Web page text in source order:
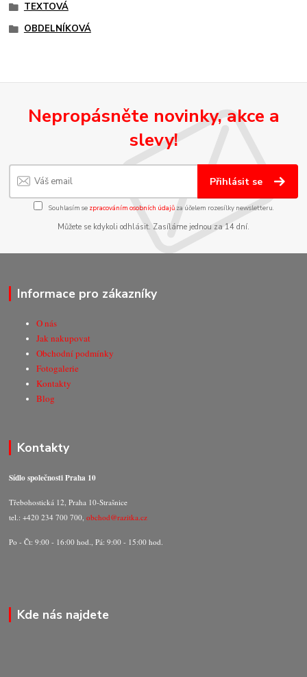
TEXTOVÁ
OBDELNÍKOVÁ
Nepropásněte novinky, akce a
slevy!
Přihlásit se
Souhlasím se zpracováním osobních údajůza účelem rozesílky newsletteru.
Můžete se kdykoli odhlásit. Zasíláme jednou za 14 dní.
Informace pro zákazníky
O nás
Jak nakupovat
Obchodní podmínky
Fotogalerie
Kontakty
Blog
Kontakty
Sídlo společnosti Praha 10
Třebohostická 12, Praha 10-Strašnice
tel.: +420 234 700 700,obchod@razitka.cz
Po - Čt: 9:00 - 16:00 hod., Pá: 9:00 - 15:00 hod.
Kde nás najdete